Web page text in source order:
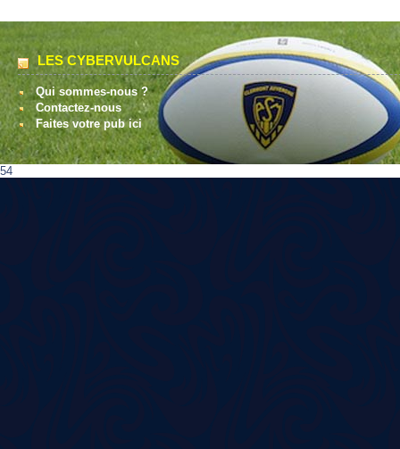
LES CYBERVULCANS
Qui sommes-nous ?
Contactez-nous
Faites votre pub ici
54